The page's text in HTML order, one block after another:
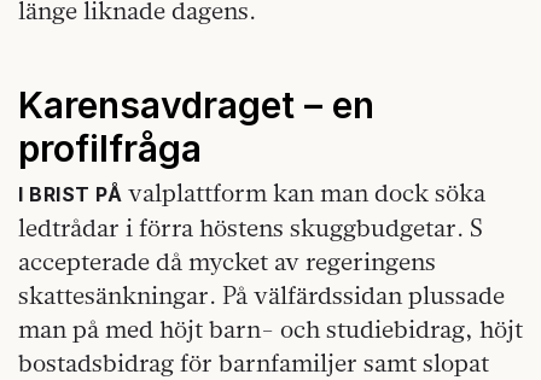
länge liknade dagens.
Karensavdraget – en
profilfråga
I BRIST PÅ valplattform kan man dock söka
ledtrådar i förra höstens skuggbudgetar. S
accepterade då mycket av regeringens
skattesänkningar. På välfärdssidan plussade
man på med höjt barn- och studiebidrag, höjt
bostadsbidrag för barnfamiljer samt slopat